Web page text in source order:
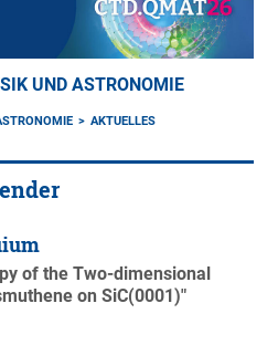
UND ASTRONOMIE
AKTUELLES
of the Two-dimensional
on SiC(0001)"